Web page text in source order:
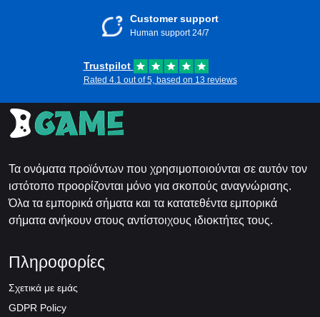
Customer support
Human support 24/7
Trustpilot
Rated 4.1 out of 5, based on 13 reviews
Τα ονόματα προϊόντων που χρησιμοποιούνται σε αυτόν τον
ιστότοπο προορίζονται μόνο για σκοπούς αναγνώρισης.
Όλα τα εμπορικά σήματα και τα κατατεθέντα εμπορικά
σήματα ανήκουν στους αντίστοιχους ιδιοκτήτες τους.
Πληροφορίες
Σχετικά με εμάς
GDPR Policy